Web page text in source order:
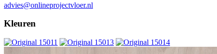
advies@onlineprojectvloer.nl
Kleuren